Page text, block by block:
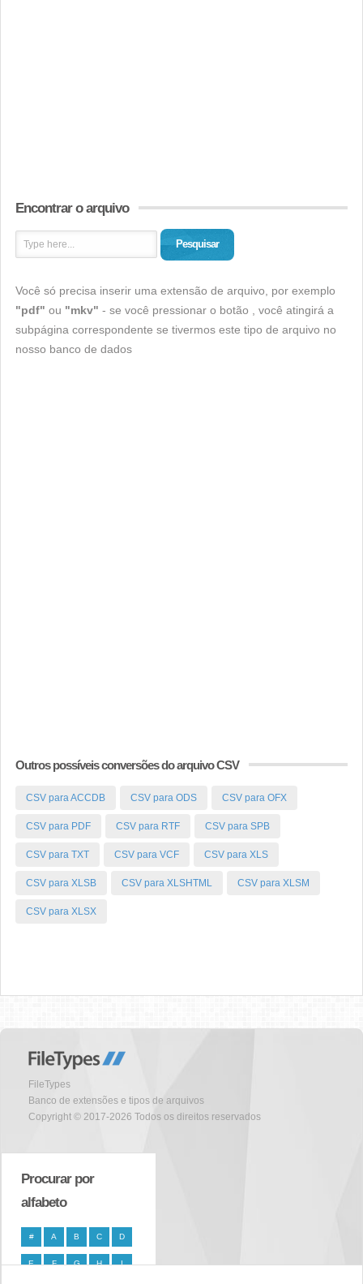
Encontrar o arquivo
Pesquisar
Você só precisa inserir uma extensão de arquivo, por exemplo
"pdf" ou "mkv" - se você pressionar o botão , você atingirá a
subpágina correspondente se tivermos este tipo de arquivo no
nosso banco de dados
Outros possíveis conversões do arquivo CSV
CSV para ACCDB CSV para ODS CSV para OFX
CSV para PDF CSV para RTF CSV para SPB
CSV para TXT CSV para VCF CSV para XLS
CSV para XLSB CSV para XLSHTML CSV para XLSM
CSV para XLSX
FileTypes
Banco de extensões e tipos de arquivos
Copyright © 2017-2026 Todos os direitos reservados
Procurar por
alfabeto
# A B C D
E F G H I